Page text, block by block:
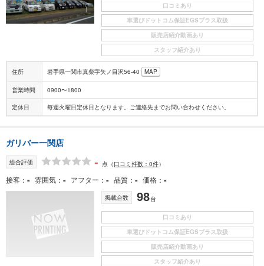
口コミあり
車選びドットコム保証EGSプラス取扱
販売店紹介動画あり
スタッフ紹介あり
住所 岩手県一関市真柴字矢ノ目沢56-40 MAP
営業時間 0900〜1800
定休日 毎週火曜日定休日となります。ご連絡先までお問い合わせください。
ガリバー一関店
総合評価 - 点 （口コミ件数：0件）
接客 - 雰囲気 - アフター - 品質 - 価格 -
掲載台数 98台
口コミあり
車選びドットコム保証EGSプラス取扱
販売店紹介動画あり
スタッフ紹介あり